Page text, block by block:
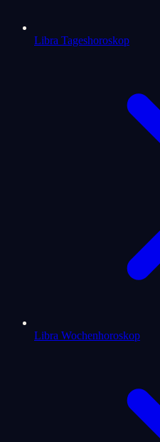
Libra Tageshoroskop
Libra Wochenhoroskop